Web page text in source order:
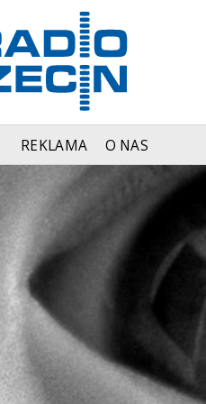
REKLAMA O NAS